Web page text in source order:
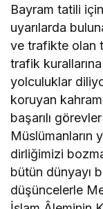
Bayram tatili
uyarılarda
ve trafikte olan
trafik
yolculuklar
koruyan
başarılı
Müslümanların
dirliğimizi
bütün dünyayı
düşüncelerle